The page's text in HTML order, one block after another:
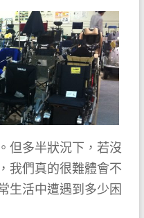
但多半狀況下，若沒
我們真的很難體會不
生活中遭遇到多少困